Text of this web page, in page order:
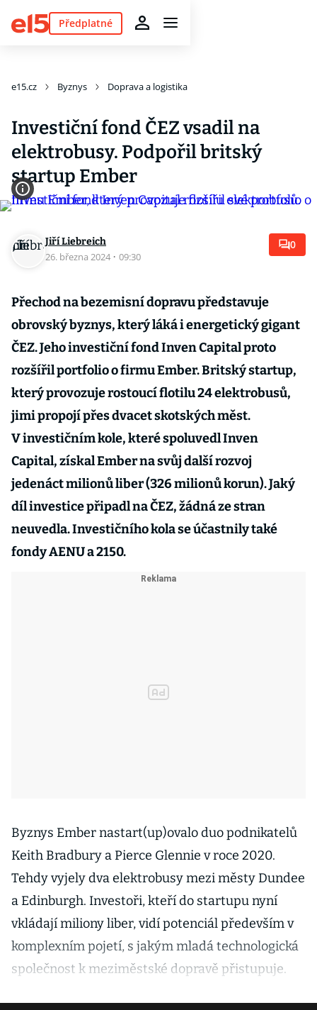
Předplatné
e15.cz Byznys Doprava a logistika
Investiční fond ČEZ vsadil na
elektrobusy. Podpořil britský
startup Ember
Jiří Liebreich
26. března 2024 · 09:30
0
Přechod na bezemisní dopravu představuje
obrovský byznys, který láká i energetický gigant
ČEZ. Jeho investiční fond Inven Capital proto
rozšířil portfolio o firmu Ember. Britský startup,
který provozuje rostoucí flotilu 24 elektrobusů,
jimi propojí přes dvacet skotských měst.
V investičním kole, které spoluvedl Inven
Capital, získal Ember na svůj další rozvoj
jedenáct milionů liber (326 milionů korun). Jaký
díl investice připadl na ČEZ, žádná ze stran
neuvedla. Investičního kola se účastnily také
fondy AENU a 2150.
Byznys Ember nastart(up)ovalo duo podnikatelů
Keith Bradbury a Pierce Glennie v roce 2020.
Tehdy vyjely dva elektrobusy mezi městy Dundee
a Edinburgh. Investoři, kteří do startupu nyní
vkládají miliony liber, vidí potenciál především v
komplexním pojetí, s jakým mladá technologická
společnost k meziměstské dopravě přistupuje.